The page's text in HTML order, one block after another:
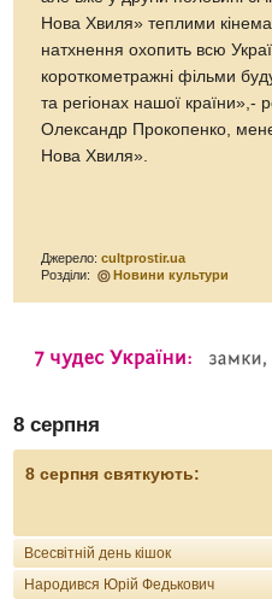
Нова Хвиля» теплими
натхнення охопить всю
короткометражні фільми
та регіонах нашої країни»,-
Олександр Прокопенко,
Нова Хвиля».
Джерело:cultprostir.ua
Розділи:
Новини культури
8 серпня
8 серпня святкують:
Всесвітній день кішок
Народився Юрій Федькович